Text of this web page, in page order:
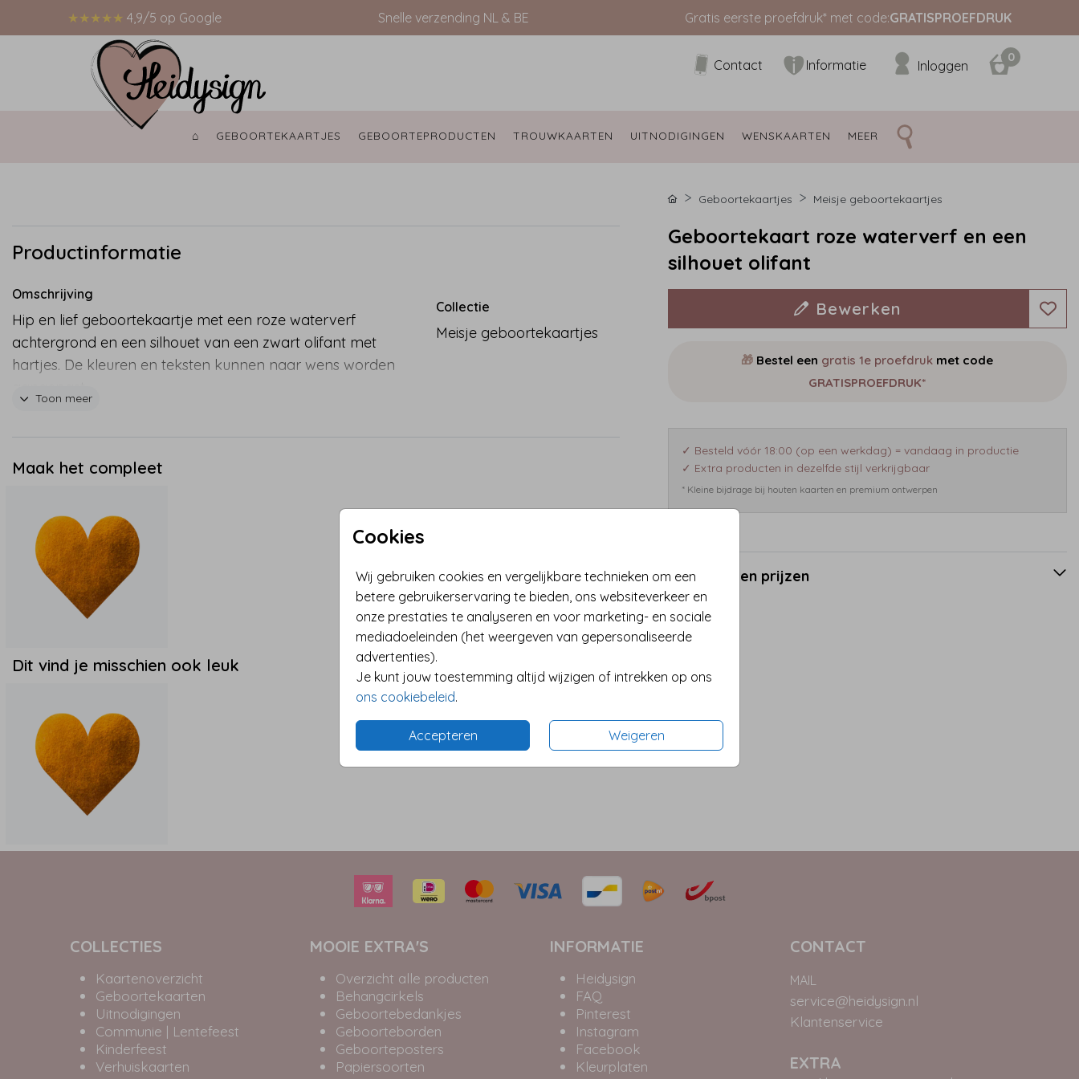
★★★★★ 4,9/5 op Google Snelle verzending NL & BE Gratis eerste proefdruk* met code:GRATISPROEFDRUK
Contact Informatie Inloggen
0
⌂ GEBOORTEKAARTJES GEBOORTEPRODUCTEN TROUWKAARTEN UITNODIGINGEN WENSKAARTEN MEER
Cookies
Wij gebruiken cookies en vergelijkbare technieken om een
betere gebruikerservaring te bieden, ons websiteverkeer en
onze prestaties te analyseren en voor marketing- en sociale
mediadoeleinden (het weergeven van gepersonaliseerde
advertenties).
Je kunt jouw toestemming altijd wijzigen of intrekken op ons
ons cookiebeleid.
Accepteren Weigeren
Productinformatie
Omschrijving
Hip en lief geboortekaartje met een roze waterverf
achtergrond en een silhouet van een zwart olifant met
hartjes. De kleuren en teksten kunnen naar wens worden
Toon meer
Collectie
Meisje geboortekaartjes
Maak het compleet
Dit vind je misschien ook leuk
Geboortekaartjes Meisje geboortekaartjes
Geboortekaart roze waterverf en een
silhouet olifant
Bewerken
🎁 Bestel een gratis 1e proefdruk met code
GRATISPROEFDRUK*
✓ Besteld vóór 18:00 (op een werkdag) = vandaag in productie
✓ Extra producten in dezelfde stijl verkrijgbaar
* Kleine bijdrage bij houten kaarten en premium ontwerpen
Formaten en prijzen
COLLECTIES
Kaartenoverzicht
Geboortekaarten
Uitnodigingen
Communie | Lentefeest
Kinderfeest
Verhuiskaarten
MOOIE EXTRA'S
Overzicht alle producten
Behangcirkels
Geboortebedankjes
Geboorteborden
Geboorteposters
Papiersoorten
INFORMATIE
Heidysign
FAQ
Pinterest
Instagram
Facebook
Kleurplaten
CONTACT
MAIL
service@heidysign.nl
Klantenservice
EXTRA